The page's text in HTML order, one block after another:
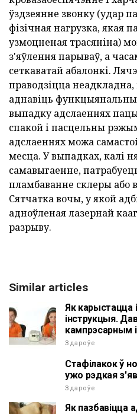
ўздзеянне звонку (удар
фізічная нагрузка, якая
узмоцненая трасяніна)
з'яўлення парываў, а
сеткаватай абалонкі.
праводзіцца
аднавіць
выпадку адслаеннях
спакой і пасцельны
адслаеннях можа
месца. У выпадках, калі
самавыгаенне,
пламбаванне склеры або
Сятчатка вочы, у якой
адноўленая лазернай
разрыву.
Similar articles
Як карыстацца
інструкцыя.
кампрэсарным
Здароўе
Стафілакок ў
ужо рэдкая
Здароўе
Як пазбавіцца